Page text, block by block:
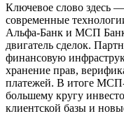
Ключевое слово здесь
современные
Альфа-Банк и МСП
двигатель сделок.
финансовую
хранение прав,
платежей. В итоге
большему кругу
клиентской базы и